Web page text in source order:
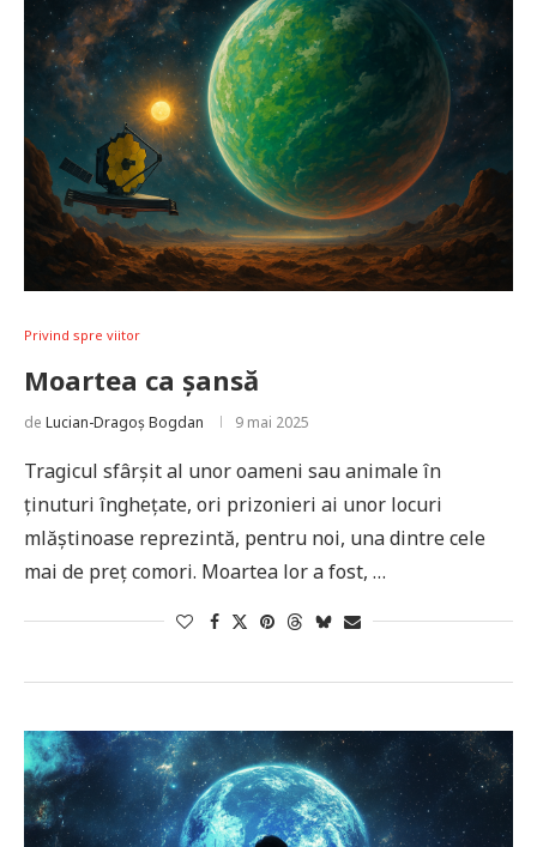
Privind spre viitor
Moartea ca șansă
de Lucian-Dragoș Bogdan 9 mai 2025
Tragicul sfârșit al unor oameni sau animale în
ținuturi înghețate, ori prizonieri ai unor locuri
mlăștinoase reprezintă, pentru noi, una dintre cele
mai de preț comori. Moartea lor a fost, …